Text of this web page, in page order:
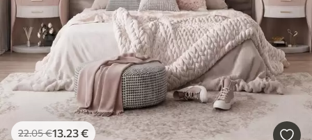
22.05€13 .23€